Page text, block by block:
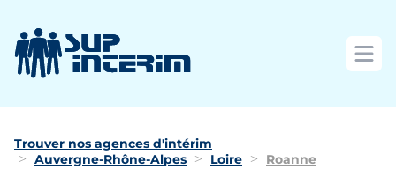
Trouver nos agences d'intérim
Auvergne-Rhône-Alpes
Loire Roanne